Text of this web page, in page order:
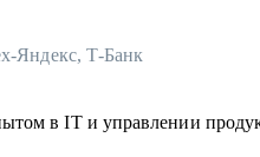
Яндекс, Т-Банк
в IT и управлении